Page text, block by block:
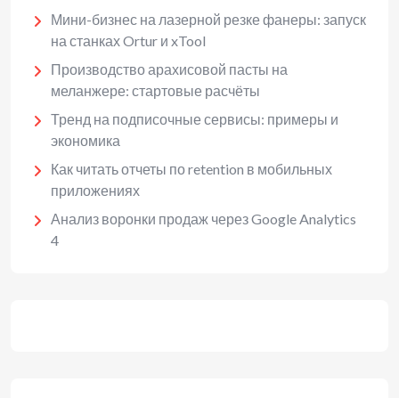
Мини-бизнес на лазерной резке фанеры: запуск
на станках Ortur и xTool
Производство арахисовой пасты на
меланжере: стартовые расчёты
Тренд на подписочные сервисы: примеры и
экономика
Как читать отчеты по retention в мобильных
приложениях
Анализ воронки продаж через Google Analytics
4